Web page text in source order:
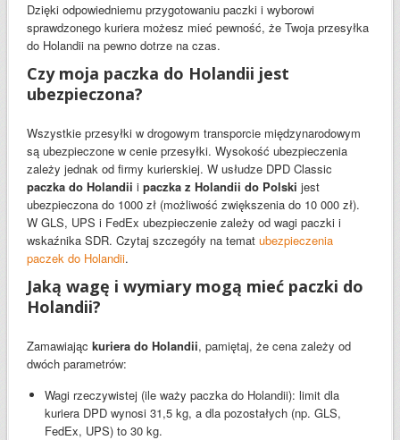
Dzięki odpowiedniemu przygotowaniu paczki i wyborowi
sprawdzonego kuriera możesz mieć pewność, że Twoja przesyłka
do Holandii na pewno dotrze na czas.
Czy moja paczka do Holandii jest
ubezpieczona?
Wszystkie przesyłki w drogowym transporcie międzynarodowym
są ubezpieczone w cenie przesyłki. Wysokość ubezpieczenia
zależy jednak od firmy kurierskiej. W usłudze DPD Classic
paczka do Holandii i paczka z Holandii do Polski jest
ubezpieczona do 1000 zł (możliwość zwiększenia do 10 000 zł).
W GLS, UPS i FedEx ubezpieczenie zależy od wagi paczki i
wskaźnika SDR. Czytaj szczegóły na temat ubezpieczenia
paczek do Holandii.
Jaką wagę i wymiary mogą mieć paczki do
Holandii?
Zamawiając kuriera do Holandii, pamiętaj, że cena zależy od
dwóch parametrów:
Wagi rzeczywistej (ile waży paczka do Holandii): limit dla
kuriera DPD wynosi 31,5 kg, a dla pozostałych (np. GLS,
FedEx, UPS) to 30 kg.